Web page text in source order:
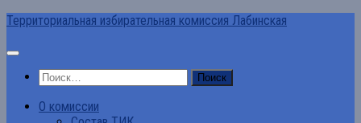
Перейти
содержимому
Территориальная избирательная комиссия Лабинская
Найти:
О комиссии